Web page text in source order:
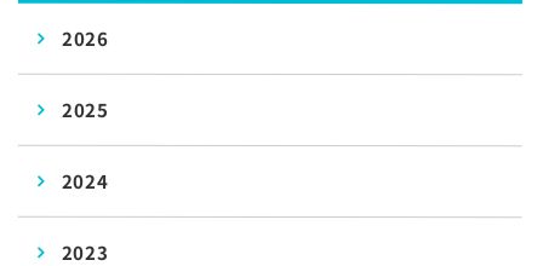
2026
2025
2024
2023